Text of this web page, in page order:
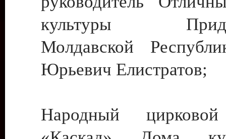
культуры
Молдавской
Юрьевич Елистратов;
Народный цирковой